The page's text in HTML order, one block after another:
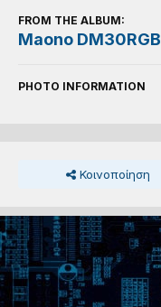
FROM THE ALBUM:
Maono DM30RGB
PHOTO INFORMATION
Κοινοποίηση